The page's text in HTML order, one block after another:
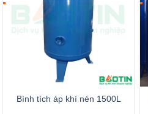
Bình tích áp khí nén 1500L